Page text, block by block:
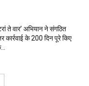
ते वार’ अभियान ने संगठित
कार्रवाई के 200 दिन पूरे किए